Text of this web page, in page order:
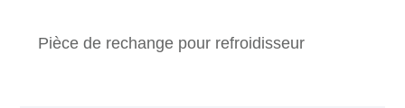
Pièce de rechange pour refroidisseur